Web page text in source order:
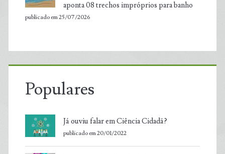
aponta 08 trechos impróprios para banho
publicado em 25/07/2026
Populares
Já ouviu falar em Ciência Cidadã?
publicado em 20/01/2022